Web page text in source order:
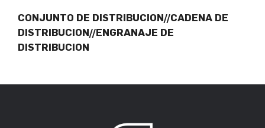
CONJUNTO DE DISTRIBUCION//CADENA DE
DISTRIBUCION//ENGRANAJE DE
DISTRIBUCION